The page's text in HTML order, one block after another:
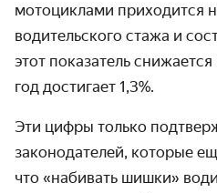
мотоциклами приходится
водительского стажа и
этот показатель
год достигает 1,3%.
Эти цифры только
законодателей, которые
что «набивать шишки»